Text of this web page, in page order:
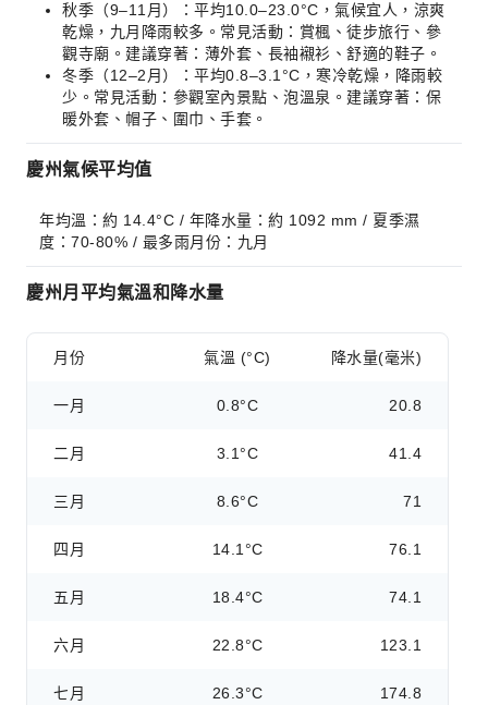
秋季（9–11月）：平均10.0–23.0°C，氣候宜人，涼爽
乾燥，九月降雨較多。常見活動：賞楓、徒步旅行、參
觀寺廟。建議穿著：薄外套、長袖襯衫、舒適的鞋子。
冬季（12–2月）：平均0.8–3.1°C，寒冷乾燥，降雨較
少。常見活動：參觀室內景點、泡溫泉。建議穿著：保
暖外套、帽子、圍巾、手套。
慶州氣候平均值
年均溫：約 14.4°C / 年降水量：約 1092 mm / 夏季濕
度：70-80% / 最多雨月份：九月
慶州月平均氣溫和降水量
月份 氣溫 (°C) 降水量(毫米)
一月 0.8°C 20.8
二月 3.1°C 41.4
三月 8.6°C 71
四月 14.1°C 76.1
五月 18.4°C 74.1
六月 22.8°C 123.1
七月 26.3°C 174.8